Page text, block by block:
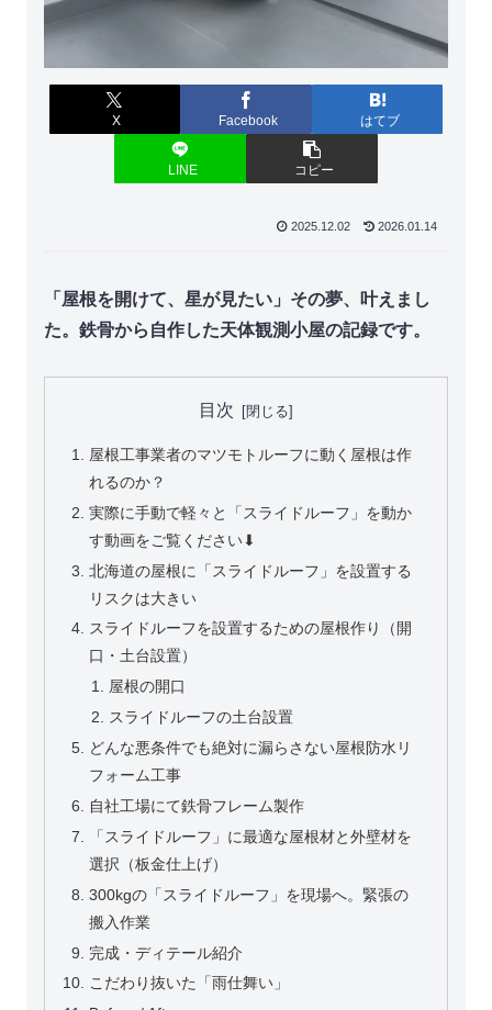
X Facebook はてブ
LINE コピー
2025.12.02 2026.01.14
「屋根を開けて、星が見たい」その夢、叶えまし
た。鉄骨から自作した天体観測小屋の記録です。
目次
屋根工事業者のマツモトルーフに動く屋根は作
れるのか？
実際に手動で軽々と「スライドルーフ」を動か
す動画をご覧ください⬇︎
北海道の屋根に「スライドルーフ」を設置する
リスクは大きい
スライドルーフを設置するための屋根作り（開
口・土台設置）
屋根の開口
スライドルーフの土台設置
どんな悪条件でも絶対に漏らさない屋根防水リ
フォーム工事
自社工場にて鉄骨フレーム製作
「スライドルーフ」に最適な屋根材と外壁材を
選択（板金仕上げ）
300kgの「スライドルーフ」を現場へ。緊張の
搬入作業
完成・ディテール紹介
こだわり抜いた「雨仕舞い」